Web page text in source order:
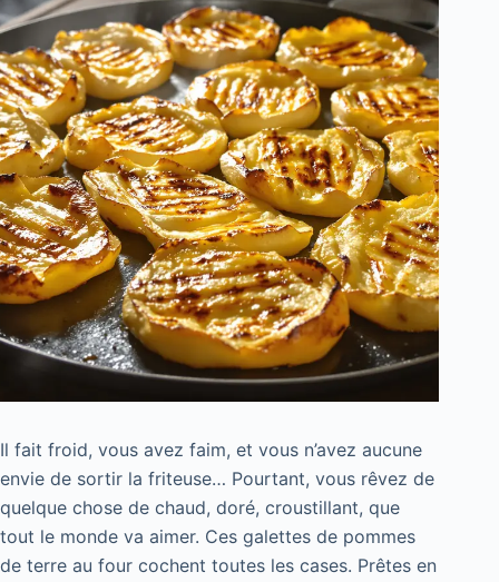
Il fait froid, vous avez faim, et vous n’avez aucune
envie de sortir la friteuse… Pourtant, vous rêvez de
quelque chose de chaud, doré, croustillant, que
tout le monde va aimer. Ces galettes de pommes
de terre au four cochent toutes les cases. Prêtes en